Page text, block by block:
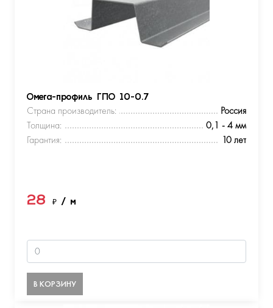
Омега-профиль ГПО 10-0.7
Страна производитель:
Россия
Толщина:
0,1 - 4 мм
Гарантия:
10 лет
28 ₽ / м
В КОРЗИНУ